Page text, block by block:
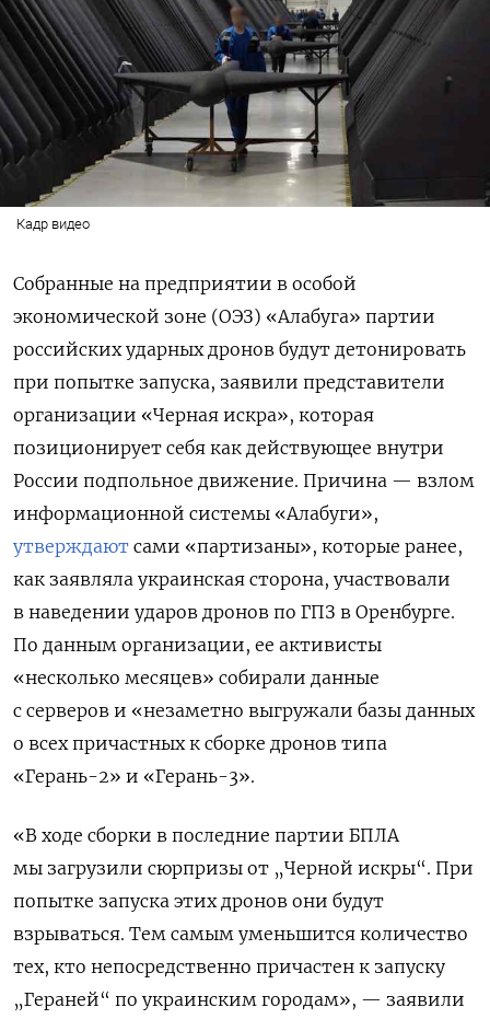
Кадр видео
Собранные на предприятии в особой
экономической зоне (ОЭЗ) «Алабуга» партии
российских ударных дронов будут детонировать
при попытке запуска, заявили представители
организации «Черная искра», которая
позиционирует себя как действующее внутри
России подпольное движение. Причина — взлом
информационной системы «Алабуги»,
утверждают сами «партизаны», которые ранее,
как заявляла украинская сторона, участвовали
в наведении ударов дронов по ГПЗ в Оренбурге.
По данным организации, ее активисты
«несколько месяцев» собирали данные
с серверов и «незаметно выгружали базы данных
о всех причастных к сборке дронов типа
«Герань-2» и «Герань-3».
«В ходе сборки в последние партии БПЛА
мы загрузили сюрпризы от „Черной искры“. При
попытке запуска этих дронов они будут
взрываться. Тем самым уменьшится количество
тех, кто непосредственно причастен к запуску
„Гераней“ по украинским городам», — заявили